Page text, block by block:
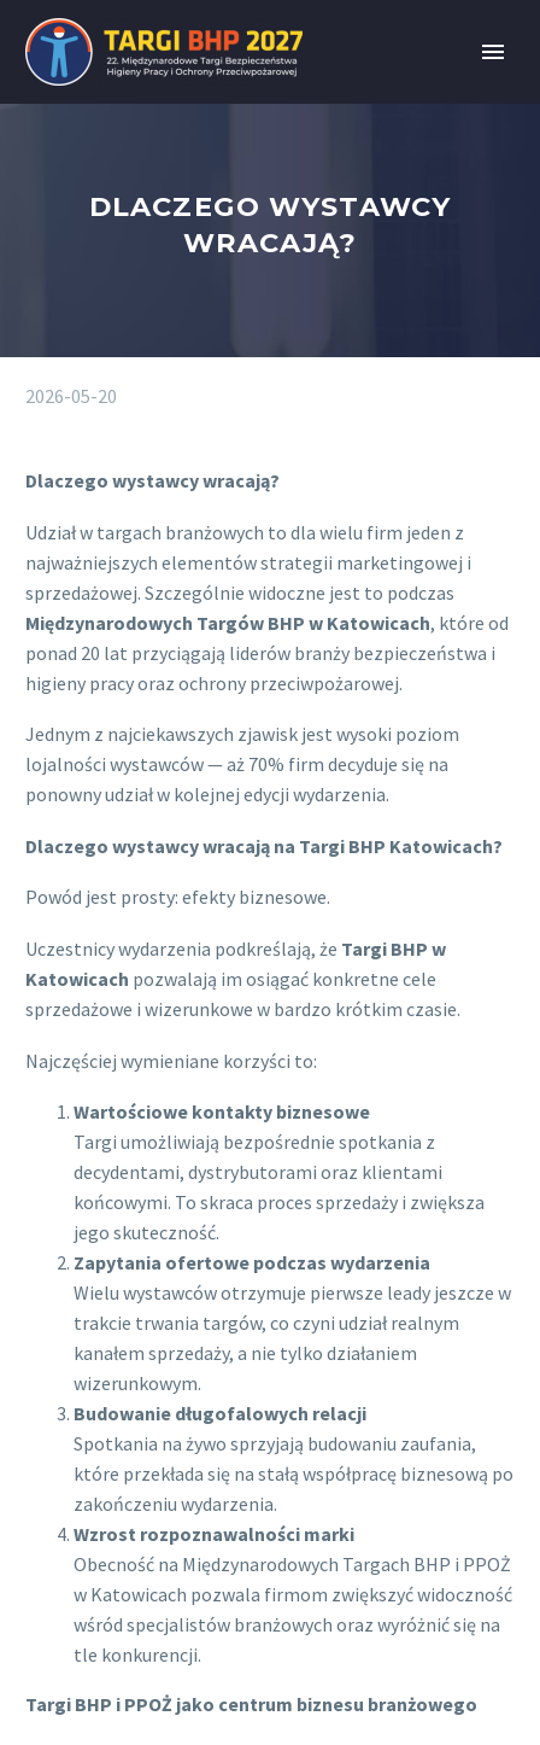
DLACZEGO WYSTAWCY
WRACAJĄ?
2026-05-20
Dlaczego wystawcy wracają?
Udział w targach branżowych to dla wielu firm jeden z
najważniejszych elementów strategii marketingowej i
sprzedażowej. Szczególnie widoczne jest to podczas
Międzynarodowych Targów BHP w Katowicach, które od
ponad 20 lat przyciągają liderów branży bezpieczeństwa i
higieny pracy oraz ochrony przeciwpożarowej.
Jednym z najciekawszych zjawisk jest wysoki poziom
lojalności wystawców — aż 70% firm decyduje się na
ponowny udział w kolejnej edycji wydarzenia.
Dlaczego wystawcy wracają na Targi BHP Katowicach?
Powód jest prosty: efekty biznesowe.
Uczestnicy wydarzenia podkreślają, że Targi BHP w
Katowicach pozwalają im osiągać konkretne cele
sprzedażowe i wizerunkowe w bardzo krótkim czasie.
Najczęściej wymieniane korzyści to:
Wartościowe kontakty biznesowe
Targi umożliwiają bezpośrednie spotkania z
decydentami, dystrybutorami oraz klientami
końcowymi. To skraca proces sprzedaży i zwiększa
jego skuteczność.
Zapytania ofertowe podczas wydarzenia
Wielu wystawców otrzymuje pierwsze leady jeszcze w
trakcie trwania targów, co czyni udział realnym
kanałem sprzedaży, a nie tylko działaniem
wizerunkowym.
Budowanie długofalowych relacji
Spotkania na żywo sprzyjają budowaniu zaufania,
które przekłada się na stałą współpracę biznesową po
zakończeniu wydarzenia.
Wzrost rozpoznawalności marki
Obecność na Międzynarodowych Targach BHP i PPOŻ
w Katowicach pozwala firmom zwiększyć widoczność
wśród specjalistów branżowych oraz wyróżnić się na
tle konkurencji.
Targi BHP i PPOŻ jako centrum biznesu branżowego